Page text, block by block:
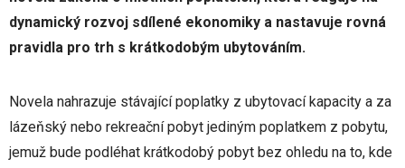
dynamický rozvoj sdílené ekonomiky a nastavuje rovná
pravidla pro trh s krátkodobým ubytováním.
Novela nahrazuje stávající poplatky z ubytovací kapacity a za
lázeňský nebo rekreační pobyt jediným poplatkem z pobytu,
jemuž bude podléhat krátkodobý pobyt bez ohledu na to, kde